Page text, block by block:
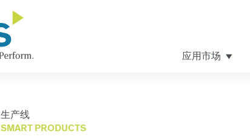
应用市场
生产线
SMART PRODUCTS